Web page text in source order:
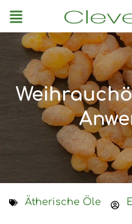
Menu
Ätherische Öle